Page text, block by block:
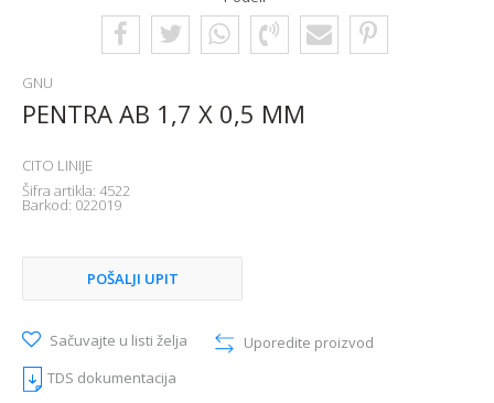
GNU
PENTRA AB 1,7 X 0,5 MM
CITO LINIJE
Šifra artikla: 4522
Barkod: 022019
POŠALJI UPIT
Sačuvajte u listi želja
Uporedite proizvod
TDS dokumentacija